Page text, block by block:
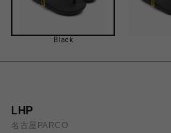
Black
LHP
名古屋PARCO